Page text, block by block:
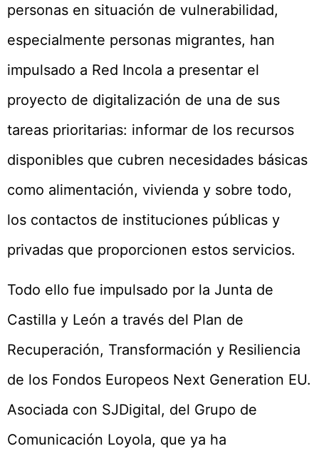
personas en situación de vulnerabilidad,
especialmente personas migrantes, han
impulsado a Red Incola a presentar el
proyecto de digitalización de una de sus
tareas prioritarias: informar de los recursos
disponibles que cubren necesidades básicas
como alimentación, vivienda y sobre todo,
los contactos de instituciones públicas y
privadas que proporcionen estos servicios.
Todo ello fue impulsado por la Junta de
Castilla y León a través del Plan de
Recuperación, Transformación y Resiliencia
de los Fondos Europeos Next Generation EU.
Asociada con SJDigital, del Grupo de
Comunicación Loyola, que ya ha